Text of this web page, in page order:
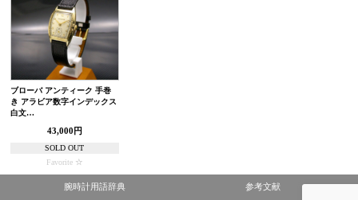
ブローバ アンティーク 手巻
き アラビア数字インデックス
白文…
43,000円
SOLD OUT
Favorite
腕時計用語辞典 参考文献